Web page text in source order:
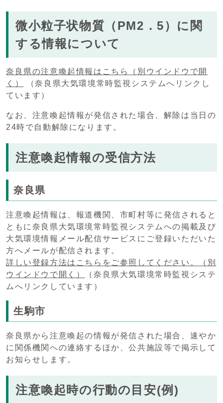
微小粒子状物質（PM2．5）に関
する情報について
奈良県の注意喚起情報はこちら
（別ウインドウで開
く）
（奈良県大気環境常時監視システムへリンクし
ています）
なお、注意喚起情報が発信された場合、解除は当日の
24時で自動解除になります。
注意喚起情報の受信方法
奈良県
注意喚起情報は、報道機関、市町村等に発信されると
ともに奈良県大気環境常時監視システムへの掲載及び
大気環境情報メール配信サービスにご登録いただいた
方へメールが配信されます。
詳しい登録方法はこちらをご参照してください。
（別
ウインドウで開く）
（奈良県大気環境常時監視システ
ムへリンクしています）
生駒市
奈良県から注意喚起の情報が発信された場合、速やか
に関係機関への連絡するほか、公共施設等で掲示して
お知らせします。
注意喚起時の行動の目安(例)